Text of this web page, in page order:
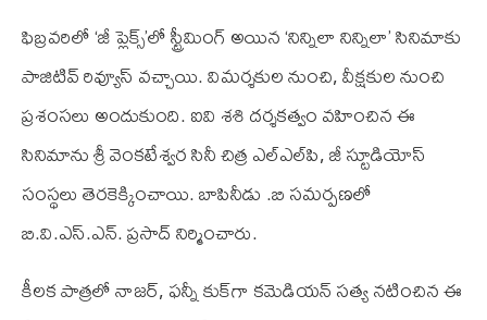
ఫిబ్రవరిలో ‘జీ ప్లెక్స్’లో స్ట్రీమింగ్ అయిన ‘నిన్నిలా నిన్నిలా’ సినిమాకు
పాజిటివ్ రివ్యూస్ వచ్చాయి. విమర్శకుల నుంచి, వీక్షకుల నుంచి
ప్రశంసలు అందుకుంది. ఐవి శశి దర్శకత్వం వహించిన ఈ
సినిమాను శ్రీ వెంకటేశ్వర సినీ చిత్ర ఎల్ఎల్‌పి, జీ స్టూడియోస్
సంస్థలు తెరకెక్కించాయి. బాపినీడు .బి సమర్పణలో
బి.వి.ఎస్.ఎన్. ప్రసాద్ నిర్మించారు.
కీలక పాత్రలో నాజర్, ఫన్నీ కుక్‌గా కమెడియన్ సత్య నటించిన ఈ